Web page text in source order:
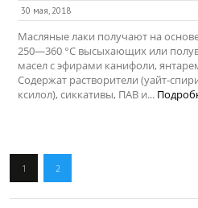
30 мая, 2018
Масляные лаки получают на
250—360 °С высыхающих или
масел с эфирами канифоли,
Содержат растворители (уайт-
ксилол), сиккативы, ПАВ и...
1 2